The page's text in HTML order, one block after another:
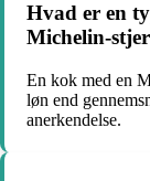
Hvad er en
Michelin-
En kok med en
løn end
anerkendelse.